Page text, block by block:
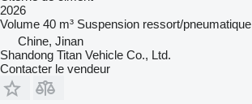
2026
Volume 40 m³ Suspension ressort/pneumatique
Chine, Jinan
Shandong Titan Vehicle Co., Ltd.
Contacter le vendeur